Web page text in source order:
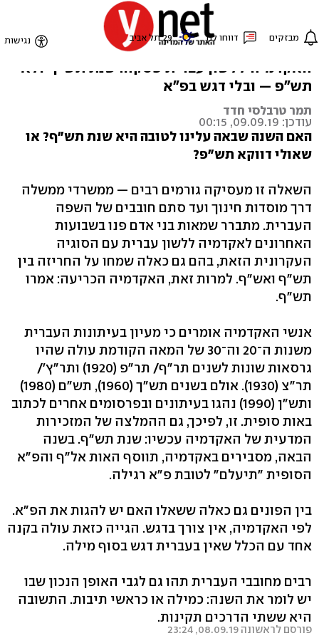
סופית: שנת תש"ף
אחרי שקיבלה מאות פניות בשבועות האחרונים,
האקדמיה ללשון עברית פסקה: שנת תש"ף ולא
תש"פ — ובלי דגש בפ"א
תמר טרבלסי חדד
עודכן: 09.09.19, 00:15
האם השנה שבאה עלינו לטובה היא שנת תש"ף? או
שאולי דווקא תש"פ?
השאלה זו מעסיקה גורמים רבים — ממשרדי ממשלה
דרך מוסדות חינוך ועד סתם חובבים של השפה
העברית. מתברר שמאות בני אדם פנו בשבועות
האחרונים לאקדמיה ללשון עברית עם הסוגיה
העקרונית הזאת, בהם גם כאלה שמחו על החריזה בין
תש"ף ואש"ף. למרות זאת, האקדמיה הכריעה: אמרו
תש"ף.
אנשי האקדמיה אומרים כי מעיון בעיתונות העברית
משנות ה־20 וה־30 של המאה הקודמת עולה שהיו
גרסאות שונות לשנים תר"ף/ תר"פ (1920) ותר"ץ'/
תר"צ (1930). אולם בשנים תש"ך (1960), תש"ם (1980)
ותש"ן (1990) נהגו בעיתונים ובפרסומים אחרים לכתוב
באות סופית. זו, לפיכך, גם ההמלצה של המזכירות
המדעית של האקדמיה עכשיו: שנת תש"ף. בשנה
הבאה, מסבירים באקדמיה, תווסף האות אל"ף והפ"א
הסופית "תיעלם" לטובת פ"א רגילה.
בין הפונים גם כאלה ששאלו האם יש להגות את הפ"א.
לפי האקדמיה, אין צורך בדגש. הגייה כזאת עולה בקנה
אחד עם הכלל שאין בעברית דגש בסוף מילה.
רבים מחובבי העברית תהו גם לגבי האופן הנכון שבו
יש לומר את השנה: כמילה או כראשי תיבות. התשובה
היא ששתי הדרכים תקינות.
פורסם לראשונה 08.09.19, 23:24